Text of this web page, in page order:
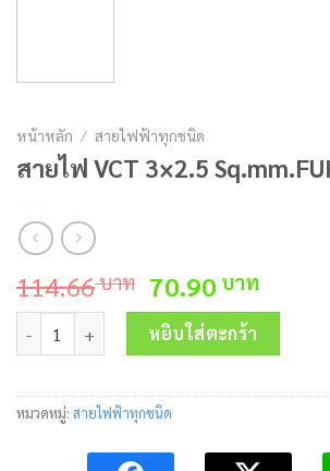
หน้าหลัก / สายไฟฟ้าทุกชนิด
สายไฟ VCT 3×2.5
114.66บาท Original
price
was:
114.66 บาท.
70.90 บาท
price
70.90
จำนวน สายไฟ VCT 3x2.5 Sq.mm.FUHRER ชิ้น
หยิบใส่ตะกร้า
หมวดหมู่: สายไฟฟ้าทุกชนิด